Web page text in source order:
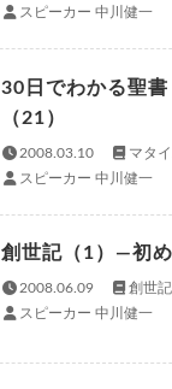
スピーカー 中川健一
30日でわかる聖
（21）
2008.03.10
マタ
スピーカー 中川健一
創世記（1）—初
2008.06.09
創世
スピーカー 中川健一